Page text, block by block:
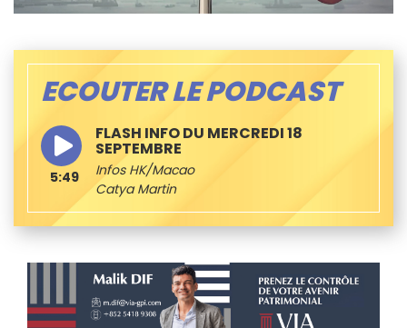
ECOUTER LE PODCAST
FLASH INFO DU MERCREDI 18
SEPTEMBRE
Infos HK/Macao
Catya Martin
5:49